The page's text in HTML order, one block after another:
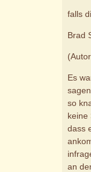
falls
Brad
Es
so
keine
dass
an